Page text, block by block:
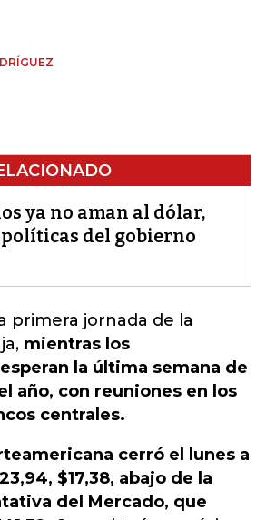
ya no aman al dólar,
políticas del gobierno
primera jornada de la
mientras los
la última semana de
año, con reuniones en los
centrales.
cerró el lunes a
$17,38, abajo de la
del Mercado, que